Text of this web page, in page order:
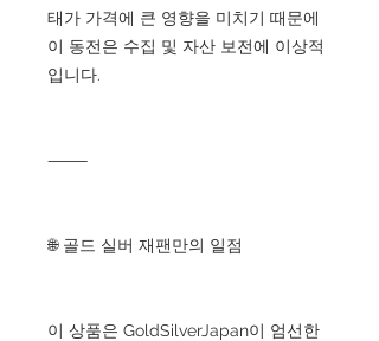
태가 가격에 큰 영향을 미치기 때문에
이 동전은 수집 및 자산 보전에 이상적
입니다.
⸻
🌐 골드 실버 재팬만의 일점
이 상품은 GoldSilverJapan이 엄선한